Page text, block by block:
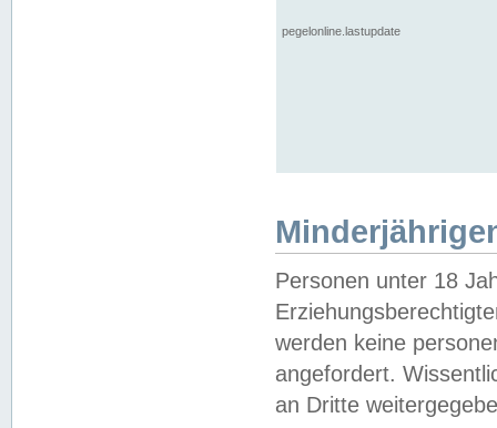
pegelonline.lastupdate
Personen unter 18
werden keine
angefordert.
an Dritte